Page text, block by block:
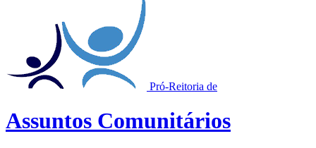
Pró-Reitoria de
Assuntos Comunitários